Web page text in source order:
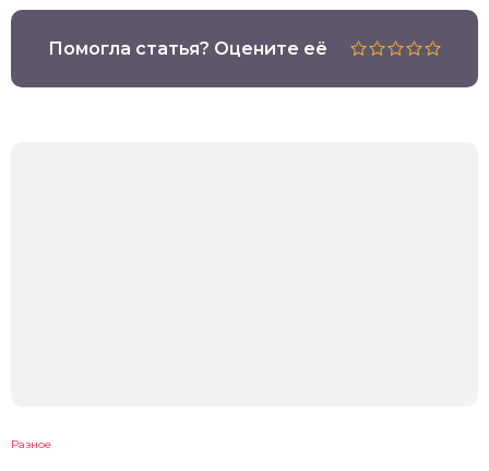
Помогла статья? Оцените её
Разное